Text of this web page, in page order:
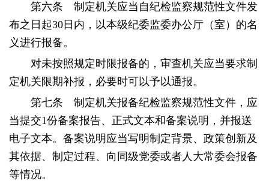
第六条 制定机关应当自纪检监察规范性文件发
布之日起30日内，以本级纪委监委办公厅（室）的名
义进行报备。
对未按照规定时限报备的，审查机关应当要求制
定机关限期补报，必要时可以予以通报。
第七条 制定机关报备纪检监察规范性文件，应
当提交1份备案报告、正式文本和备案说明，并报送
电子文本。备案说明应当写明制定背景、政策创新及
其依据、制定过程、向同级党委或者人大常委会报备
等情况。